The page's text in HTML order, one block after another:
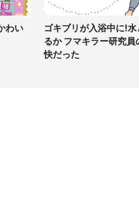
わい
ゴキブリが入浴中に!水
るか フマキラー研究員
快だった